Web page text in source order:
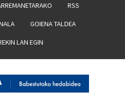
RSS
GOIENA TALDEA
LAN EGIN